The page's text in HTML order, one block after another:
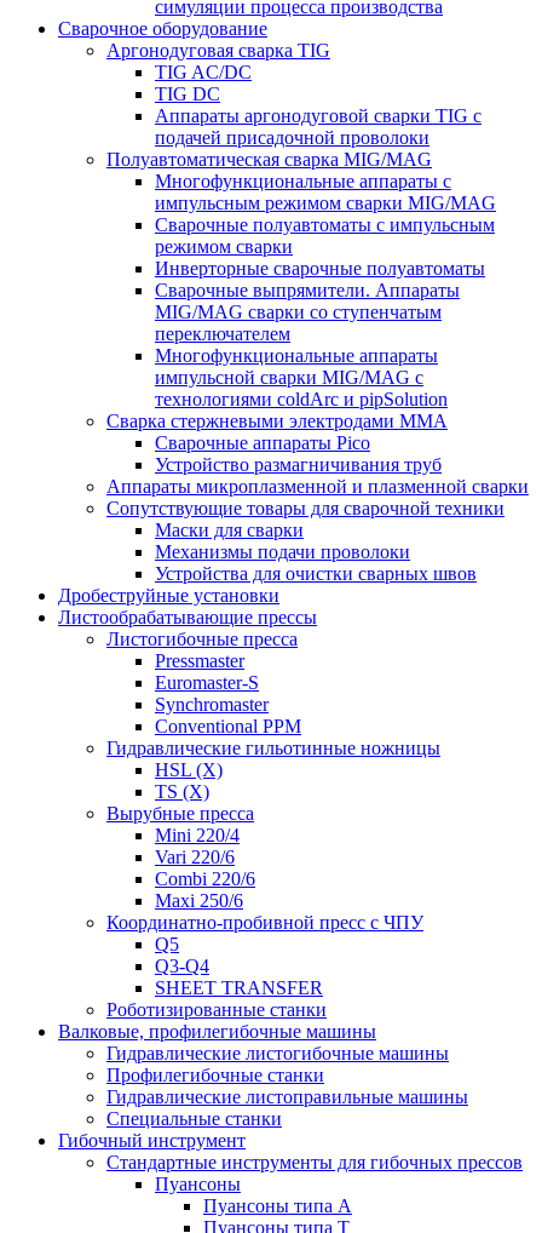
симуляции процесса производства
Сварочное оборудование
Аргонодуговая сварка TIG
TIG AC/DC
TIG DC
Аппараты аргонодуговой сварки TIG с
подачей присадочной проволоки
Полуавтоматическая сварка MIG/MAG
Многофункциональные аппараты с
импульсным режимом сварки MIG/MAG
Сварочные полуавтоматы с импульсным
режимом сварки
Инверторные сварочные полуавтоматы
Сварочные выпрямители. Аппараты
MIG/MAG сварки со ступенчатым
переключателем
Многофункциональные аппараты
импульсной сварки MIG/MAG с
технологиями coldArc и pipSolution
Сварка стержневыми электродами MMA
Сварочные аппараты Pico
Устройство размагничивания труб
Аппараты микроплазменной и плазменной сварки
Сопутствующие товары для сварочной техники
Маски для сварки
Механизмы подачи проволоки
Устройства для очистки сварных швов
Дробеструйные установки
Листообрабатывающие прессы
Листогибочные пресса
Pressmaster
Euromaster-S
Synchromaster
Conventional PPM
Гидравлические гильотинные ножницы
HSL (X)
TS (X)
Вырубные пресса
Mini 220/4
Vari 220/6
Combi 220/6
Maxi 250/6
Координатно-пробивной пресс с ЧПУ
Q5
Q3-Q4
SHEET TRANSFER
Роботизированные станки
Валковые, профилегибочные машины
Гидравлические листогибочные машины
Профилегибочные станки
Гидравлические листоправильные машины
Специальные станки
Гибочный инструмент
Стандартные инструменты для гибочных прессов
Пуансоны
Пуансоны типа A
Пуансоны типа T